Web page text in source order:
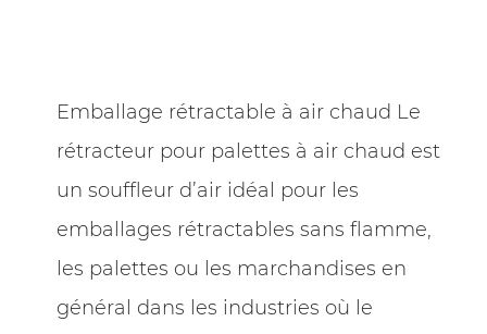
Emballage rétractable à air chaud Le
rétracteur pour palettes à air chaud est
un souffleur d’air idéal pour les
emballages rétractables sans flamme,
les palettes ou les marchandises en
général dans les industries où le